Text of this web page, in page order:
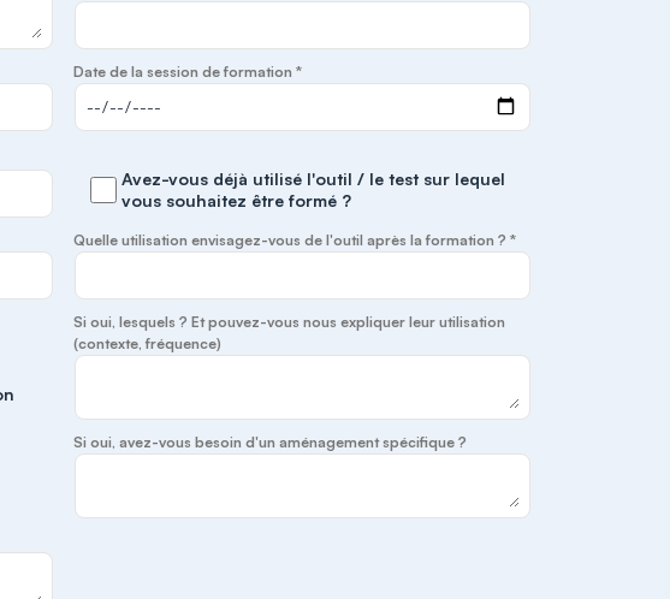
Date de la session de formation *
Avez-vous déjà utilisé l'outil / le test sur lequel
vous souhaitez être formé ?
Quelle utilisation envisagez-vous de l'outil après la formation ? *
Si oui, lesquels ? Et pouvez-vous nous expliquer leur utilisation
(contexte, fréquence)
Si oui, avez-vous besoin d'un aménagement spécifique ?